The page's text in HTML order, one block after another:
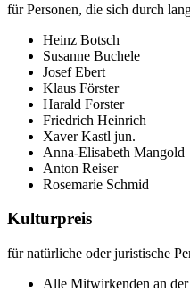
für Personen, die sich durch
Heinz Botsch
Susanne Buchele
Josef Ebert
Klaus Förster
Harald Forster
Friedrich Heinrich
Xaver Kastl jun.
Anna-Elisabeth Mangold
Anton Reiser
Rosemarie Schmid
Kulturpreis
für natürliche oder juristische
Alle Mitwirkenden an der